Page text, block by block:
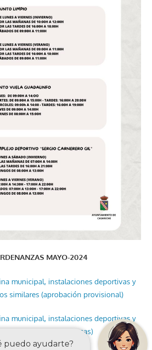
MAYO-2024
municipal, instalaciones deportivas y
similares (aprobación provisional)
municipal, instalaciones deportivas y
servicios similares (tasas)